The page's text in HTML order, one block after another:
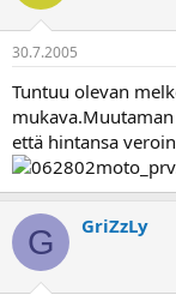
t
a
j
a
30.7.2005
Tuntuu olevan
että hintansa
G GriZzLy